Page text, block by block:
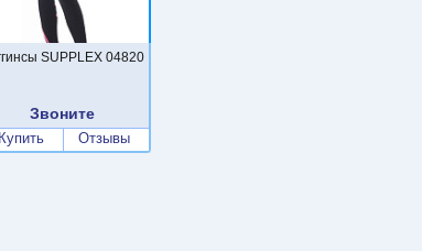
SUPPLEX 04820
Звоните
Купить Отзывы